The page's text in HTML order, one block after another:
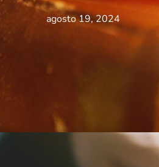
agosto 19, 2024